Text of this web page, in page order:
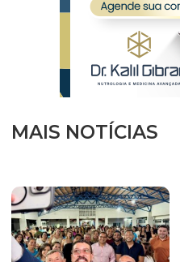
MAIS NOTÍCIAS